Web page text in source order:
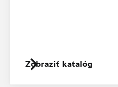
Zobraziť katalóg